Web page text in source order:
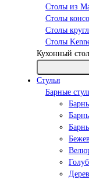
Столы из
Столы
Столы
Столы
Кухонный стол
Стулья
Барные